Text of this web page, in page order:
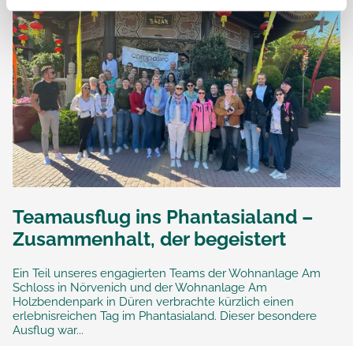
Teamausflug ins Phantasialand –
Zusammenhalt, der begeistert
Ein Teil unseres engagierten Teams der Wohnanlage Am
Schloss in Nörvenich und der Wohnanlage Am
Holzbendenpark in Düren verbrachte kürzlich einen
erlebnisreichen Tag im Phantasialand. Dieser besondere
Ausflug war...